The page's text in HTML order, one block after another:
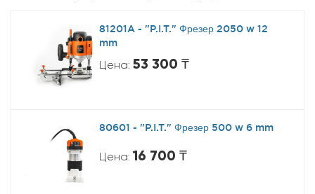
81201A - "P.I.T." Фрезер 2050 w 12
mm
Цена: 53 300 ₸
80601 - "P.I.T." Фрезер 500 w 6 mm
Цена: 16 700 ₸